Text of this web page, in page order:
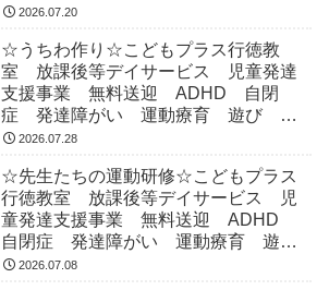
市川市 浦安市
2026.07.20
☆うちわ作り☆こどもプラス行徳教
室 放課後等デイサービス 児童発達
支援事業 無料送迎 ADHD 自閉
症 発達障がい 運動療育 遊び 南
行徳 市川市 浦安市
2026.07.28
☆先生たちの運動研修☆こどもプラス
行徳教室 放課後等デイサービス 児
童発達支援事業 無料送迎 ADHD
自閉症 発達障がい 運動療育 遊
び 南行徳 市川市 浦安市
2026.07.08